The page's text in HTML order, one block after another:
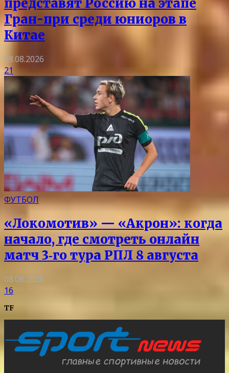
представят Россию на этапе
Гран-при среди юниоров в
Китае
08.08.2026
21
ФУТБОЛ
«Локомотив» — «Акрон»: когда
начало, где смотреть онлайн
матч 3‑го тура РПЛ 8 августа
08.08.2026
16
TF